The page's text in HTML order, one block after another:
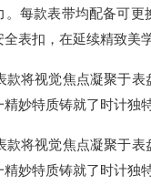
。每款表带均配备可
表扣，在延续精致美
款将视觉焦点凝聚于
妙特质铸就了时计独
款将视觉焦点凝聚于
妙特质铸就了时计独